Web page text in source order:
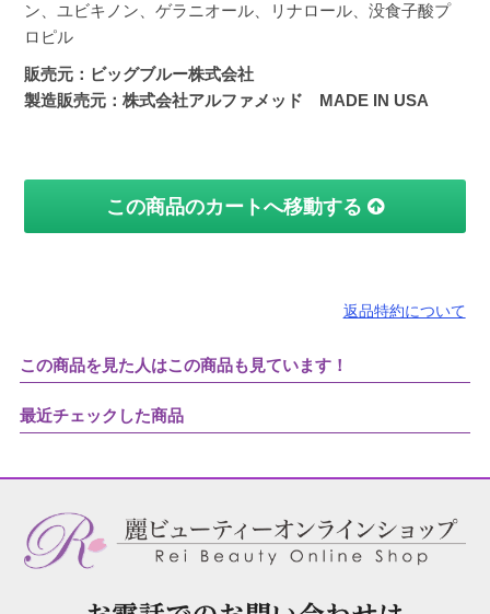
ン、ユビキノン、ゲラニオール、リナロール、没食子酸プ
ロピル
販売元：ビッグブルー株式会社
製造販売元：株式会社アルファメッド MADE IN USA
この商品のカートへ移動する
返品特約について
この商品を見た人はこの商品も見ています！
最近チェックした商品